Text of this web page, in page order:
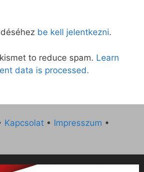
be kell jelentkezni.
to reduce spam. Learn
data is processed.
Kapcsolat • Impresszum •